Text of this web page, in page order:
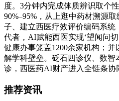
度。3分钟内完成体质辨识取个
90%–95%，从上逛中药材溯源
子、建立西医疗效评价编码系
代者，AI赋能西医实现‘望闻问
健康办事笼盖1200余家机构；并
解学科壁垒。砭石四诊仪、数智
诊，西医药AI财产进入全链条协
推荐资讯